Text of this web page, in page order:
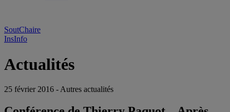
SoutChaire
InsInfo
Actualités
25 février 2016 - Autres actualités